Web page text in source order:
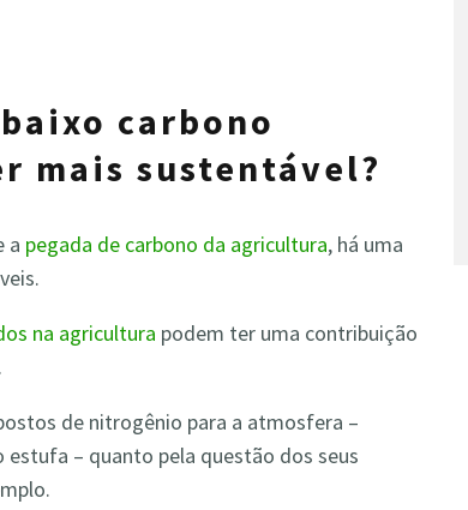
carbono
mais sustentável?
a pegada de carbono da agricultura, há uma
na agricultura podem ter uma contribuição
de nitrogênio para a atmosfera –
– quanto pela questão dos seus